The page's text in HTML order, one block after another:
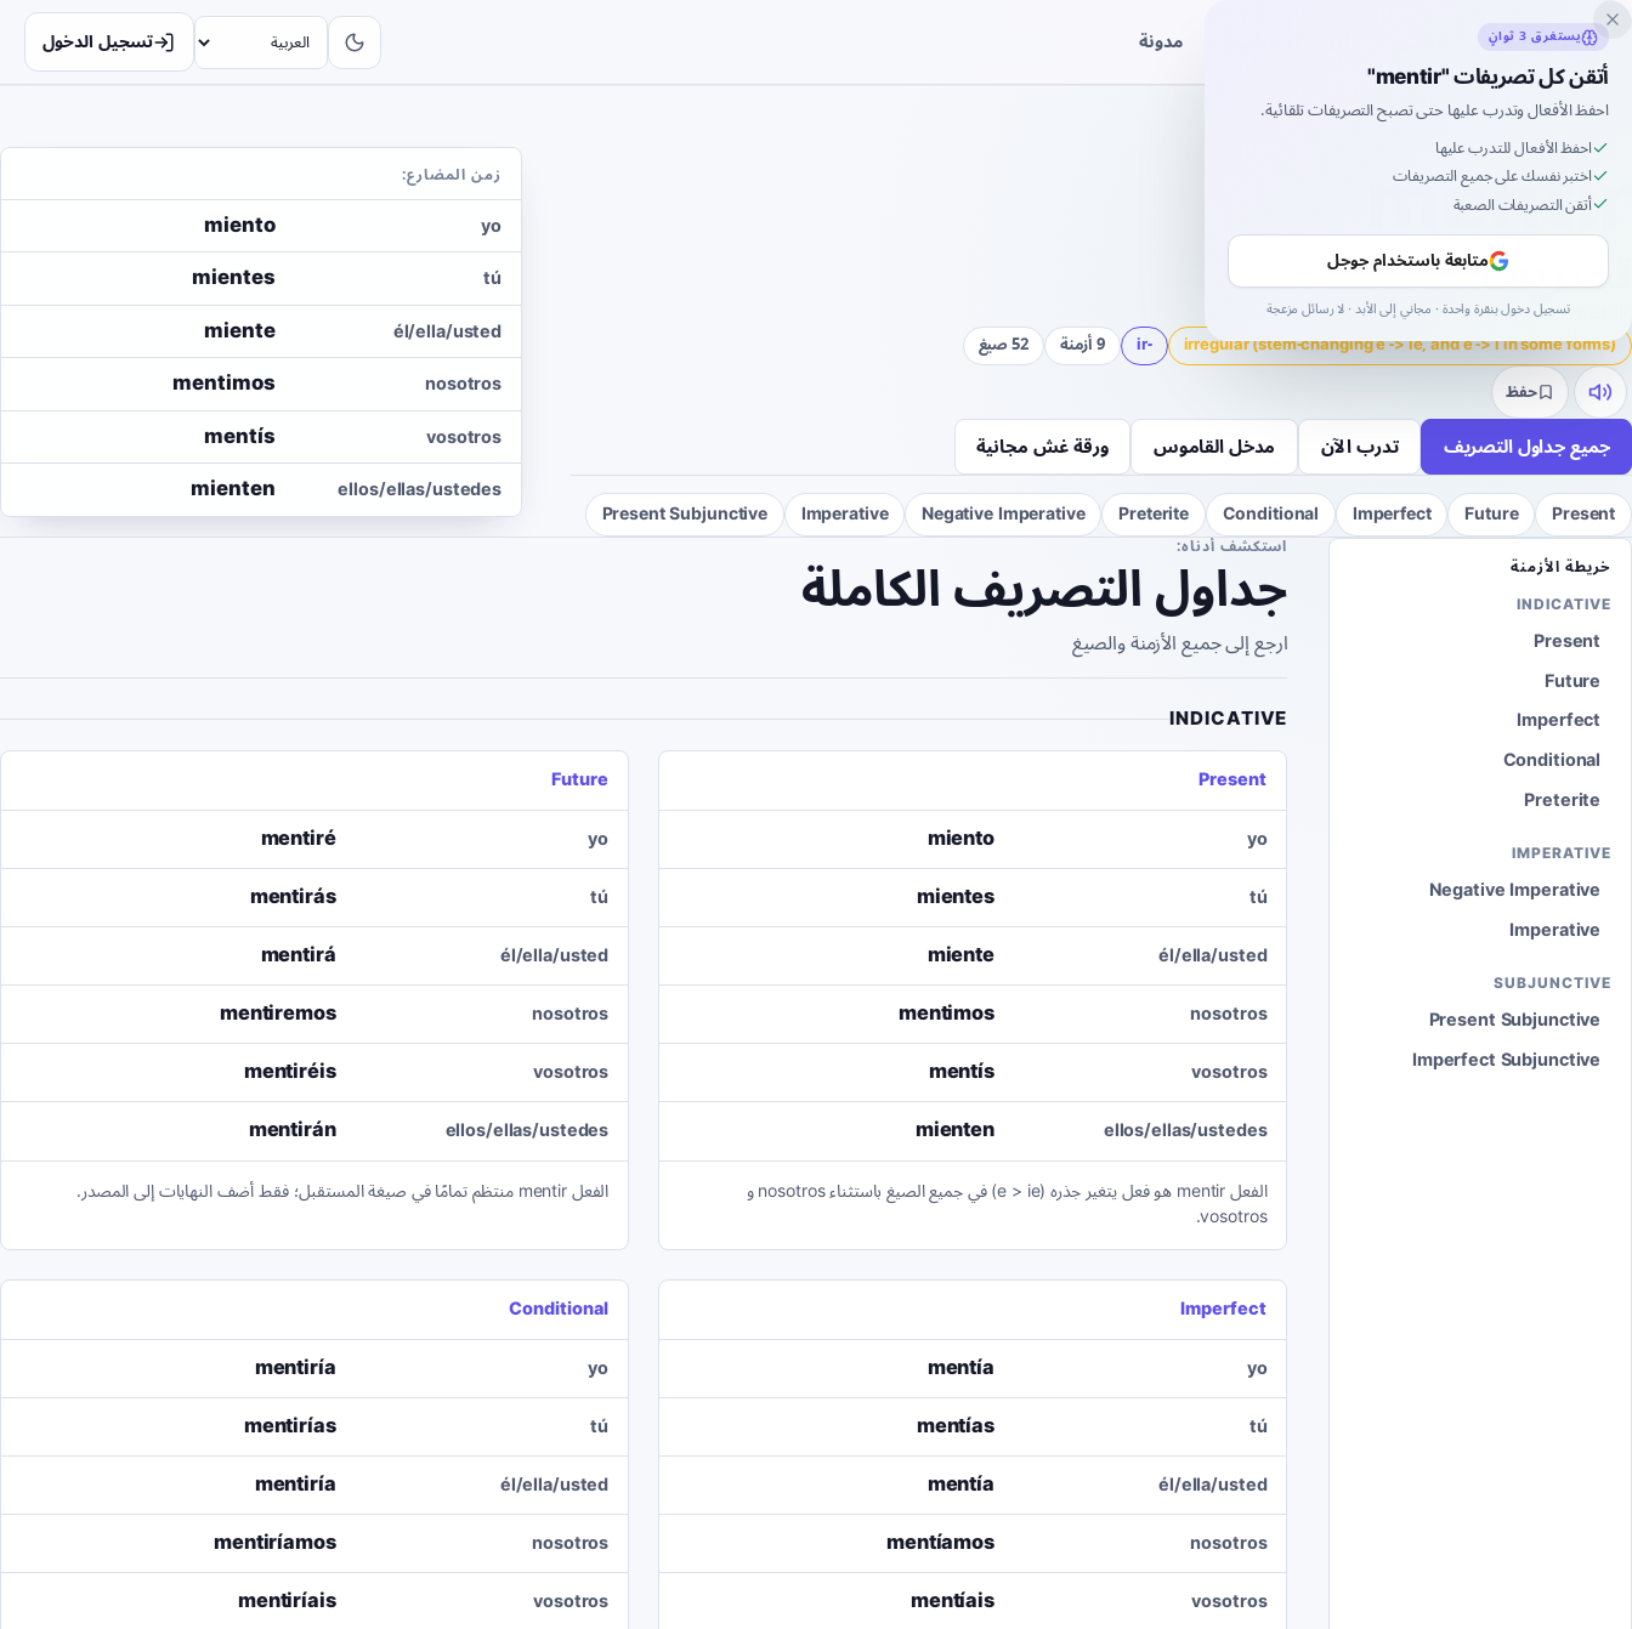
Inklingo مدونة
تسجيل الدخول
الصفحة الرئيسية ›الإسبانية تصريفات الأفعال mentir
تصريف الفعل الإسباني
mentir
تصريف
mentirيعنييكذب.
irregular (stem-changing e -> ie, and e -> i in some forms)
-
ir 9 أزمنة 52 صيغ
حفظ
جميع جداول التصريف تدرب الآن مدخل القاموس ورقة غش مجانية
Present
Future
Imperfect
Conditional
Preterite
Negative Imperative
Imperative
Present Subjunctive
زمن المضارع:
yo
miento
tú
mientes
él/ella/usted
miente
nosotros
mentimos
vosotros
mentís
ellos/ellas/ustedes
mienten
خريطة الأزمنة
INDICATIVE
Present
Future
Imperfect
Conditional
Preterite
IMPERATIVE
Negative Imperative
Imperative
SUBJUNCTIVE
Present Subjunctive
Imperfect Subjunctive
استكشف أدناه:
جداول التصريف الكاملة
ارجع إلى جميع الأزمنة والصيغ
INDICATIVE
Present
yo
miento
tú
mientes
él/ella/usted
miente
nosotros
mentimos
vosotros
mentís
ellos/ellas/ustedes
mienten
الفعل mentir هو فعل يتغير جذره (e > ie) في جميع الصيغ باستثناء nosotros و
vosotros.
Future
yo
mentiré
tú
mentirás
él/ella/usted
mentirá
nosotros
mentiremos
vosotros
mentiréis
ellos/ellas/ustedes
mentirán
الفعل mentir منتظم تمامًا في صيغة المستقبل؛ فقط أضف النهايات إلى المصدر.
Imperfect
yo
mentía
tú
mentías
él/ella/usted
mentía
nosotros
mentíamos
vosotros
mentíais
Conditional
yo
mentiría
tú
mentirías
él/ella/usted
mentiría
nosotros
mentiríamos
vosotros
mentiríais
يستغرق 3 ثوانٍ
أتقن كل تصريفات "mentir"
احفظ الأفعال وتدرب عليها حتى تصبح التصريفات تلقائية.
احفظ الأفعال للتدرب عليها
اختبر نفسك على جميع التصريفات
أتقن التصريفات الصعبة
متابعة باستخدام جوجل
تسجيل دخول بنقرة واحدة · مجاني إلى الأبد · لا رسائل مزعجة